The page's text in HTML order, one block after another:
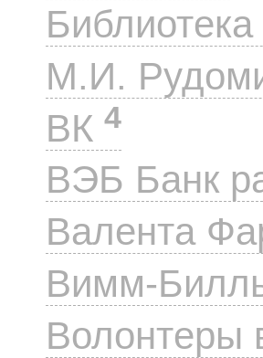
М.И.
ВК 4
ВЭБ Банк
Валента
Вимм-
Волонтеры